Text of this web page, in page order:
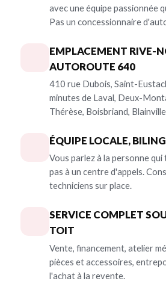
avec une équipe passionnée
Pas un concessionnaire
EMPLACEMENT RIVE-
AUTOROUTE 640
410 rue Dubois, Saint-
minutes de Laval, Deux-
Thérèse, Boisbriand,
ÉQUIPE LOCALE,
Vous parlez à la personne
pas à un centre d'appels.
techniciens sur place.
SERVICE COMPLET
TOIT
Vente, financement, atelier
pièces et accessoires,
l'achat à la revente.